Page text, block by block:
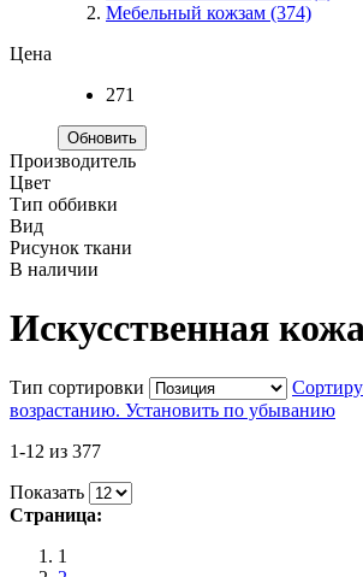
Мебельный кожзам (374)
Цена
271
Обновить
Производитель
Цвет
Тип оббивки
Вид
Рисунок ткани
В наличии
Искусственная
Тип сортировки
возрастанию. Установить по убыванию
1-12 из 377
Показать
Страница:
1